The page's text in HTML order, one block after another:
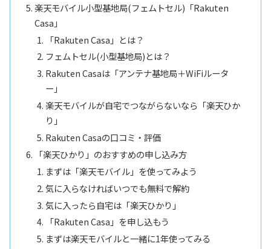
楽天モバイル小型基地局(フェムトセル)「Rakuten
Casa」
「Rakuten Casa」とは？
フェムトセル(小型基地局)とは？
Rakuten Casaは「アンテナ基地局＋WiFiルータ
ー」
楽天モバイルが自宅でつながらないなら「楽天ひか
り」
Rakuten Casaの口コミ・評価
「楽天ひかり」のおすすめの申し込み方
まずは「楽天モバイル」を使ってみよう
気に入らなければいつでも無料で解約
気に入ったら自宅は「楽天ひかり」
「Rakuten Casa」を申し込もう
まずは楽天モバイルと一緒に1年使ってみる